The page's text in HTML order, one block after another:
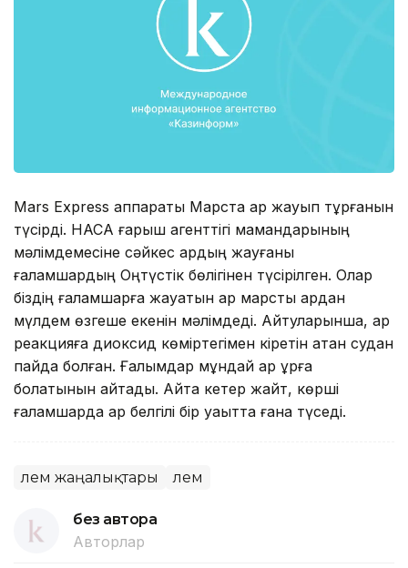
Mars Express аппараты Марста қар жауып тұрғанын
түсірді. НАСА ғарыш агенттігі мамандарының
мәлімдемесіне сәйкес қардың жауғаны
ғаламшардың Оңтүстік бөлігінен түсірілген. Олар
біздің ғаламшарға жауатын қар марстық қардан
мүлдем өзгеше екенін мәлімдеді. Айтуларынша, қар
реакцияға диоксид көміртегімен кіретін қатқан судан
пайда болған. Ғалымдар мұндай қар құрғақ
болатынын айтады. Айта кетер жайт, көрші
ғаламшарда қар белгілі бір уақытта ғана түседі.
Әлем жаңалықтары Әлем
без автора
Авторлар